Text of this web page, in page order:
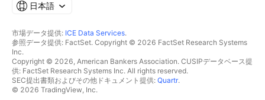
日本語
市場データ提供: ICE Data Services.
参照データ提供: FactSet. Copyright © 2026 FactSet Research Systems
Inc.
Copyright © 2026, American Bankers Association. CUSIPデータベース提
供: FactSet Research Systems Inc. All rights reserved.
SEC提出書類およびその他ドキュメント提供: Quartr.
© 2026 TradingView, Inc.